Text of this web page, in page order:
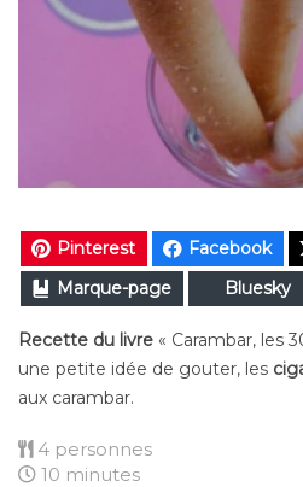
Pinterest Facebook
Marque-page
Bluesky
Recette du livre « Carambar, les
une petite idée de gouter, les
aux carambar.
4 personnes
10 minutes